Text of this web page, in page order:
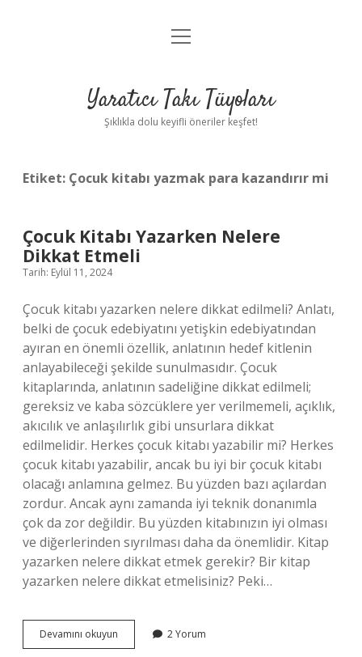
Anasayfa
Yasal Uyarı
menüyü
Yaratıcı Takı Tüyoları
Şıklıkla dolu keyifli öneriler keşfet!
Etiket: Çocuk kitabı yazmak para kazandırır mi
Çocuk Kitabı Yazarken Nelere
Dikkat Etmeli
Tarih: Eylül 11, 2024
Çocuk kitabı yazarken nelere dikkat edilmeli? Anlatı,
belki de çocuk edebiyatını yetişkin edebiyatından
ayıran en önemli özellik, anlatının hedef kitlenin
anlayabileceği şekilde sunulmasıdır. Çocuk
kitaplarında, anlatının sadeliğine dikkat edilmeli;
gereksiz ve kaba sözcüklere yer verilmemeli, açıklık,
akıcılık ve anlaşılırlık gibi unsurlara dikkat
edilmelidir. Herkes çocuk kitabı yazabilir mi? Herkes
çocuk kitabı yazabilir, ancak bu iyi bir çocuk kitabı
olacağı anlamına gelmez. Bu yüzden bazı açılardan
zordur. Ancak aynı zamanda iyi teknik donanımla
çok da zor değildir. Bu yüzden kitabınızın iyi olması
ve diğerlerinden sıyrılması daha da önemlidir. Kitap
yazarken nelere dikkat etmek gerekir? Bir kitap
yazarken nelere dikkat etmelisiniz? Peki…
Devamını okuyun
Kitabı
2 Yorum